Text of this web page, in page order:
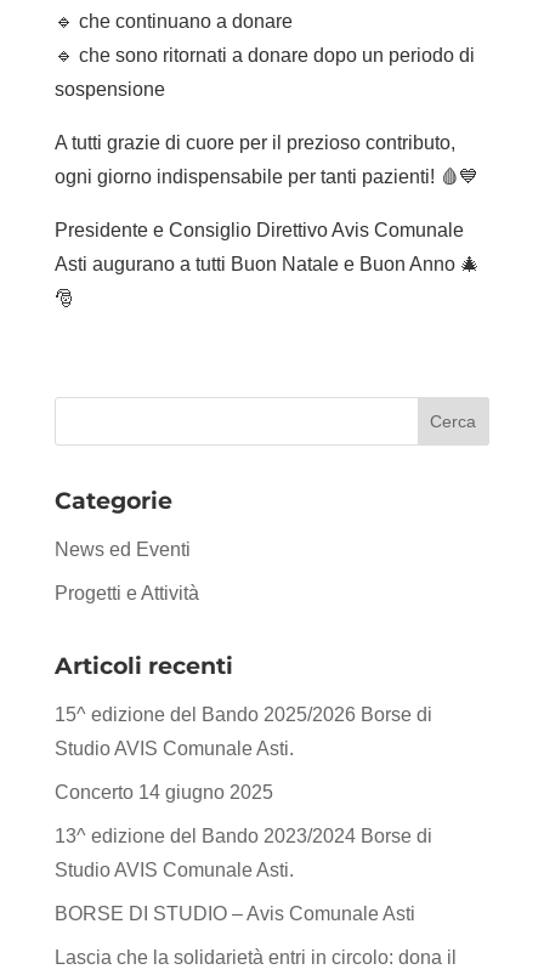
🔹 che continuano a donare
🔹 che sono ritornati a donare dopo un periodo di
sospensione
A tutti grazie di cuore per il prezioso contributo,
ogni giorno indispensabile per tanti pazienti! 🩸💙
Presidente e Consiglio Direttivo Avis Comunale
Asti augurano a tutti Buon Natale e Buon Anno 🎄
🎅
Categorie
News ed Eventi
Progetti e Attività
Articoli recenti
15^ edizione del Bando 2025/2026 Borse di
Studio AVIS Comunale Asti.
Concerto 14 giugno 2025
13^ edizione del Bando 2023/2024 Borse di
Studio AVIS Comunale Asti.
BORSE DI STUDIO – Avis Comunale Asti
Lascia che la solidarietà entri in circolo: dona il